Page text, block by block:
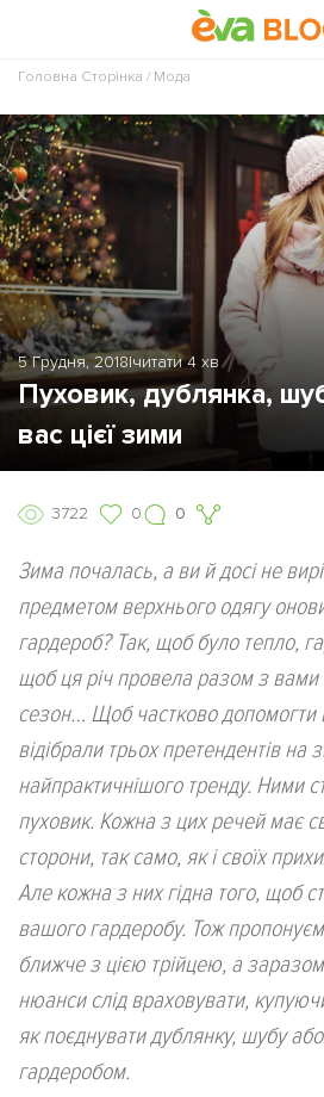
Головна Сторінка / Мода
5 Грудня, 2018|читати 4 хв
Пуховик, дублянка,
вас цієї зими
3722 0 0
Зима почалась, а ви й досі не
предметом верхнього одягу
гардероб? Так, щоб було тепло,
щоб ця річ провела разом з вами
сезон… Щоб частково
відібрали трьох претендентів на
найпрактичнішого тренду. Ними
пуховик. Кожна з цих речей має
сторони, так само, як і своїх
Але кожна з них гідна того, щоб
вашого гардеробу. Тож
ближче з цією трійцею, а заразом
нюанси слід враховувати,
як поєднувати дублянку, шубу
гардеробом.